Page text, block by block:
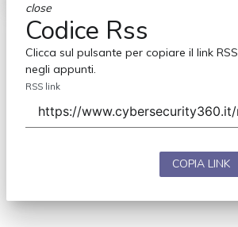
close
Codice Rss
Clicca sul pulsante per copiare il link RSS
negli appunti.
RSS link
COPIA LINK